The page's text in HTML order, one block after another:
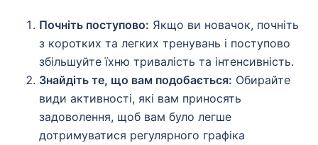
Почніть поступово: Якщо ви новачок, почніть
з коротких та легких тренувань і поступово
збільшуйте їхню тривалість та інтенсивність.
Знайдіть те, що вам подобається: Обирайте
види активності, які вам приносять
задоволення, щоб вам було легше
дотримуватися регулярного графіка